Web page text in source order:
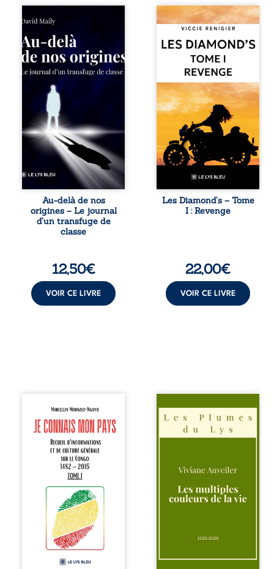
Né dans un milieu
populaire où la
violence et les
fractures
familiales tenaient
lieu de destin,
rupture. Très tôt,
l’école et les livres
deviennent ses
armes de survie, le
moteur d’une
lente ascension
sociale. S’arracher
à ses racines
exige pourtant un
prix invisible. Pris
entre deux
mondes, l’homme
réalise que les
succès
professionnels ne
Au-delà de nos
origines – Le journal
d’un transfuge de
classe
12,50€
VOIR CE LIVRE
Revenge est à la
tête des
Diamond’s, un clan
de motards aussi
réputé et respecté
que redouté dans
tout le pays. Rien
ne la prédestinait
à cette vie, mais
les épreuves ont
forgé une femme
dure, inaccessible
et résolue à ne
jamais dévoiler
ses faiblesses,
jusqu’à ce que le
croise sa route.
Chef d’une famille
de Nomads, Juan
Les Diamond’s – Tome
I : Revenge
22,00€
VOIR CE LIVRE
Je connais mon
pays se présente
comme une œuvre
de transmission et
d’éveil civique,
destinée à raviver
la mémoire
congolaise. En
retraçant les
grandes étapes de
l’histoire
nationale, il
entend combattre
l’ignorance, le
repli identitaire et
l’affaiblissement
Trois récits, trois
existences saisies
à l’instant où tout
bascule. Une
l’apaisement, un
recouvre
l’espérance, tandis
pour en retrouver
Entre souvenirs,